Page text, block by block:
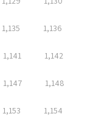
1,135 1,136
1,141 1,142
1,147 1,148
1,153 1,154